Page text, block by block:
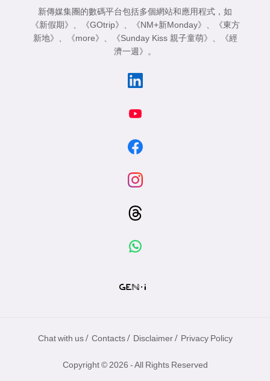
新傳媒集團的數碼平台包括多個網站和應用程式，如
《新假期》
《GOtrip》 《NM+新Monday》
《東方
新地》
《more》 《Sunday Kiss 親子童萌》
《經
濟一週》
。
Chat with us / Contacts / Disclaimer / Privacy Policy
Copyright © 2026 - All Rights Reserved